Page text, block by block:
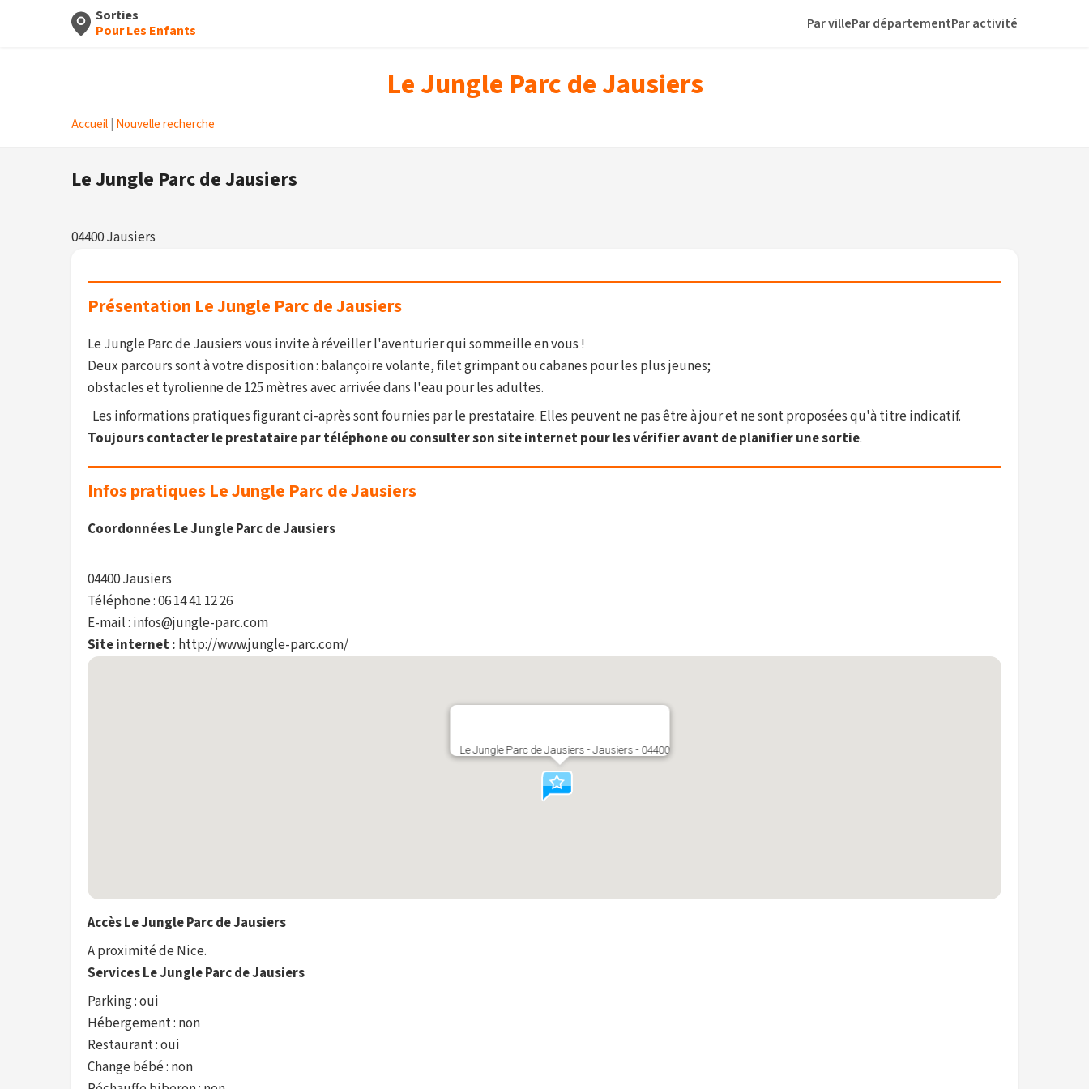
Sorties
Pour Les Enfants
Par villePar départementPar activité
Le Jungle Parc de Jausiers
Accueil Nouvelle recherche
Le Jungle Parc de Jausiers
04400 Jausiers
Présentation Le Jungle Parc de Jausiers
Le Jungle Parc de Jausiers vous invite à réveiller l'aventurier qui sommeille en vous !
Deux parcours sont à votre disposition : balançoire volante, filet grimpant ou cabanes pour les plus jeunes;
obstacles et tyrolienne de 125 mètres avec arrivée dans l'eau pour les adultes.
Les informations pratiques figurant ci-après sont fournies par le prestataire. Elles peuvent ne pas être à jour et ne sont proposées qu'à titre indicatif.
Toujours contacter le prestataire par téléphone ou consulter son site internet pour les vérifier avant de planifier une sortie.
Infos pratiques Le Jungle Parc de Jausiers
Coordonnées Le Jungle Parc de Jausiers
04400 Jausiers
Téléphone : 06 14 41 12 26
E-mail : infos@jungle-parc.com
Site internet : http://www.jungle-parc.com/
Le Jungle Parc de Jausiers - Jausiers - 04400
Accès Le Jungle Parc de Jausiers
A proximité de Nice.
Services Le Jungle Parc de Jausiers
Parking : oui
Hébergement : non
Restaurant : oui
Change bébé : non